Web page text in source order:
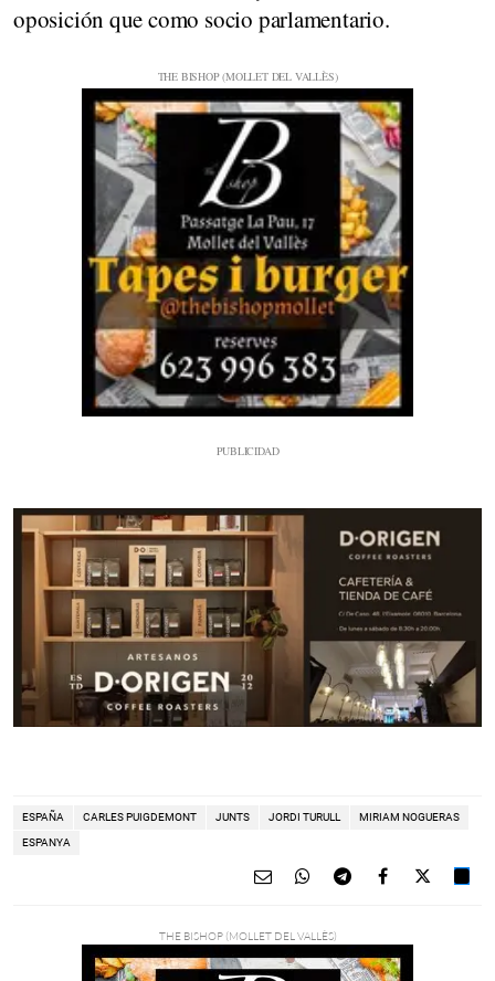
oposición que como socio parlamentario.
ESPAÑA CARLES PUIGDEMONT JUNTS JORDI TURULL MIRIAM NOGUERAS
ESPANYA